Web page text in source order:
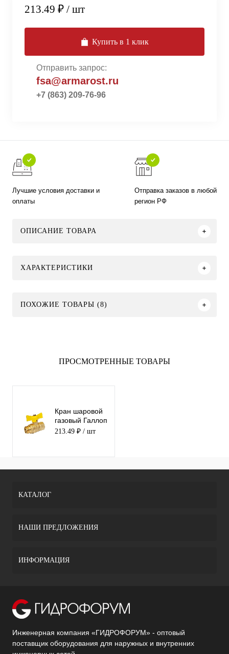
213.49 ₽ / шт
Купить в 1 клик
Отправить запрос:
fsa@armarost.ru
+7 (863) 209-76-96
Лучшие условия доставки и
оплаты
Отправка заказов в любой
регион РФ
ОПИСАНИЕ ТОВАРА
ХАРАКТЕРИСТИКИ
ПОХОЖИЕ ТОВАРЫ (8)
ПРОСМОТРЕННЫЕ ТОВАРЫ
Кран шаровой
газовый Галлоп
Стандарт 231
213.49 ₽ / шт
КАТАЛОГ
НАШИ ПРЕДЛОЖЕНИЯ
ИНФОРМАЦИЯ
Инженерная компания «ГИДРОФОРУМ» - оптовый
поставщик оборудования для наружных и внутренних